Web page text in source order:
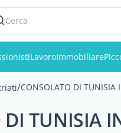
Cerca
LavoroImmobiliare
/CONSOLATO DI TUNISIA
DI TUNISIA